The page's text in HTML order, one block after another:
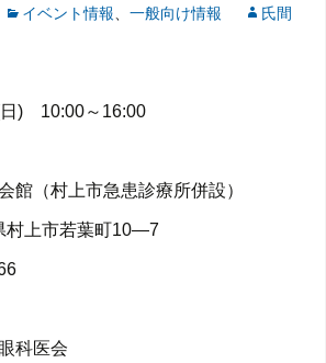
イベント情報 一般向け情報
氏間
日) 10:00～16:00
館（村上市急患診療所併設）
村上市若葉町10―7
科医会